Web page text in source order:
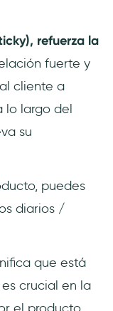
refuerza la
fuerte y
cliente a
lo largo del
su
puedes
diarios /
que está
crucial en la